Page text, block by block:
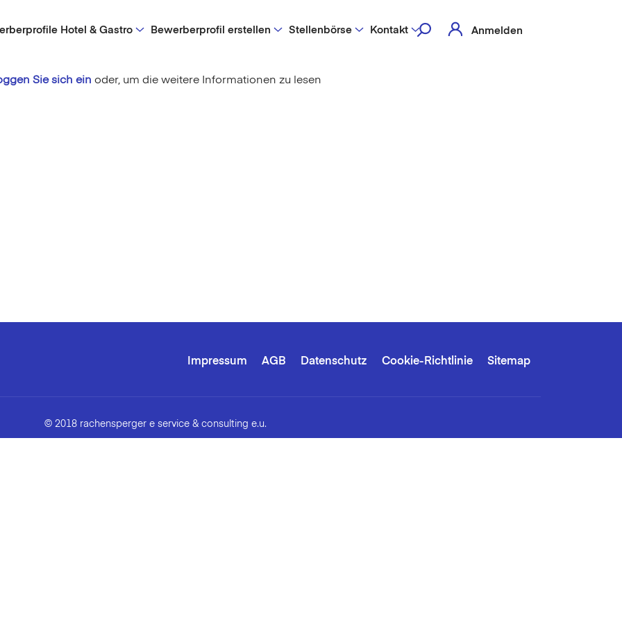
Hotel & Gastro Bewerberprofil erstellen Stellenbörse Kontakt Anmelden
Sie sich ein oder, um die weitere Informationen zu lesen
Impressum AGB Datenschutz Cookie-Richtlinie Sitemap
© 2018 rachensperger e service & consulting e.u.